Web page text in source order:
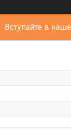
Вступайте в